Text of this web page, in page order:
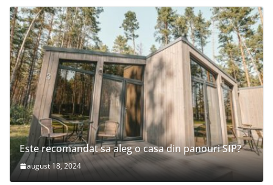
Este recomandat sa aleg o casa din panouri SIP?
august 18, 2024